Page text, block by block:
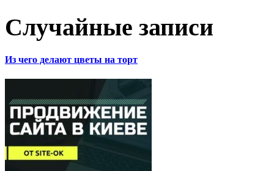
Случайные записи
Из чего делают цветы на торт